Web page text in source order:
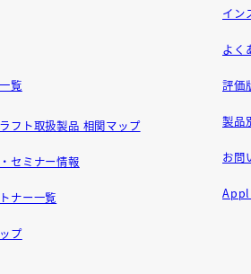
覧
フト取扱製品 相関マップ
セミナー情報
ナー一覧
プ
イン
よく
評価
製品
お問